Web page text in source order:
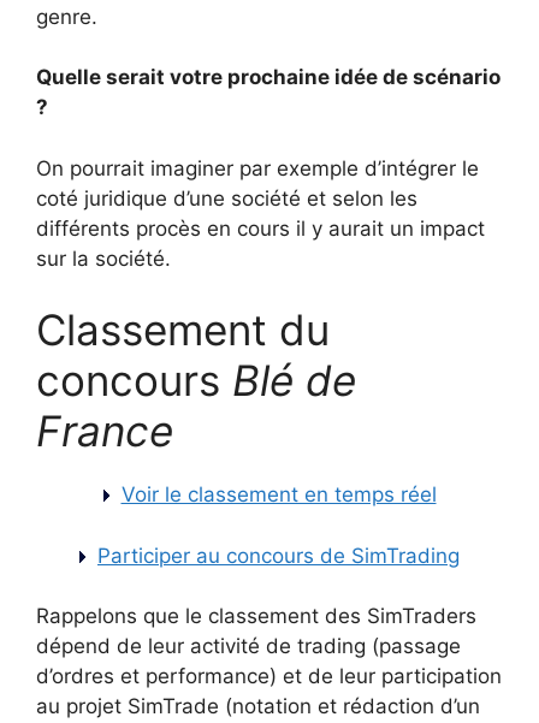
genre.
Quelle serait votre prochaine idée de scénario
?
On pourrait imaginer par exemple d’intégrer le
coté juridique d’une société et selon les
différents procès en cours il y aurait un impact
sur la société.
Classement du
concours Blé de
France
Voir le classement en temps réel
Participer au concours de SimTrading
Rappelons que le classement des SimTraders
dépend de leur activité de trading (passage
d’ordres et performance) et de leur participation
au projet SimTrade (notation et rédaction d’un